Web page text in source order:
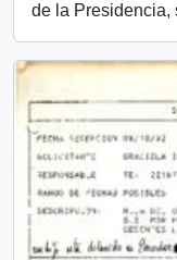
de la Presidencia,